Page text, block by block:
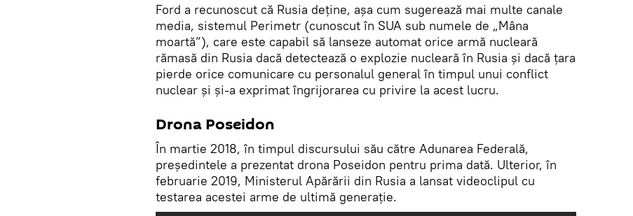
Ford a recunoscut că Rusia deţine, așa cum sugerează mai multe canale
media, sistemul Perimetr (cunoscut în SUA sub numele de „Mâna
moartă”), care este capabil să lanseze automat orice armă nucleară
rămasă din Rusia dacă detectează o explozie nucleară în Rusia și dacă țara
pierde orice comunicare cu personalul general în timpul unui conflict
nuclear și și-a exprimat îngrijorarea cu privire la acest lucru.
Drona Poseidon
În martie 2018, în timpul discursului său către Adunarea Federală,
președintele a prezentat drona Poseidon pentru prima dată. Ulterior, în
februarie 2019, Ministerul Apărării din Rusia a lansat videoclipul cu
testarea acestei arme de ultimă generație.